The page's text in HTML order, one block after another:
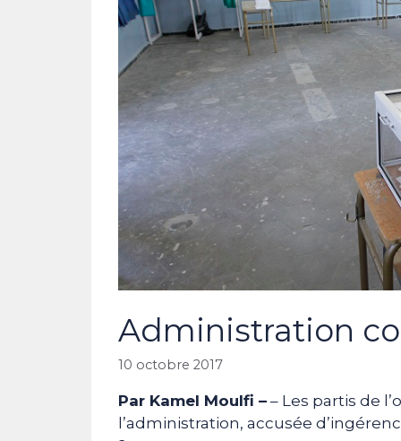
Administration
10 octobre 2017
Par Kamel Moulfi – – Les partis de
l’administration, accusée